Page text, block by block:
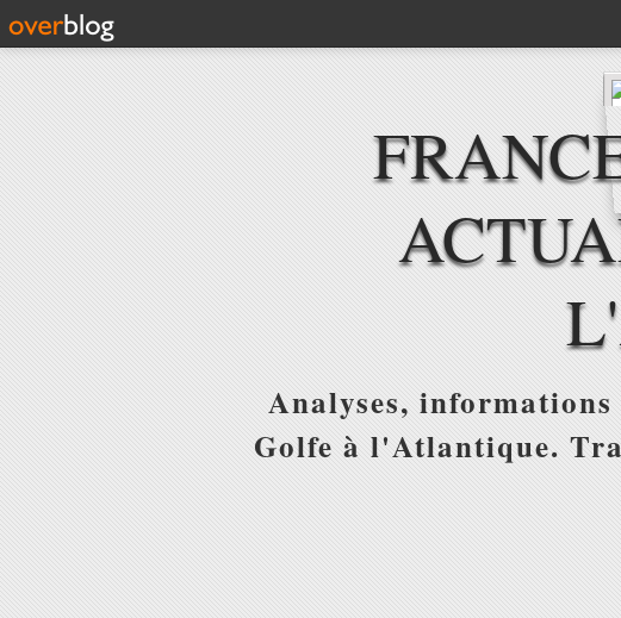
Analyses,
Golfe à l'Atlantique.